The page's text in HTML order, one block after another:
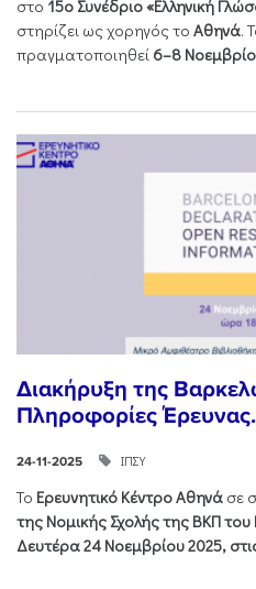
στο 15ο Συνέδριο «Ελληνική
στηρίζει ως χορηγός το Αθηνά.
πραγματοποιηθεί 6–8
Διακήρυξη της
Πληροφορίες Έρευνας.
24-11-2025 ΙΠΣΥ
Το Ερευνητικό Κέντρο Αθηνά σε
της Νομικής Σχολής της ΒΚΠ του
Δευτέρα 24 Νοεμβρίου 2025,